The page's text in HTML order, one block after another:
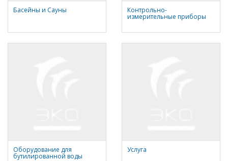
Басейны и Сауны Контрольно-
измерительные приборы
Оборудование для
бутилированной воды
Услуга